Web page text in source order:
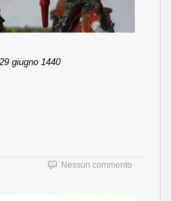
giugno 1440
Nessun commento